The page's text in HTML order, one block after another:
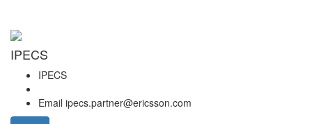
IPECS
IPECS
Email ipecs.partner@ericsson.com